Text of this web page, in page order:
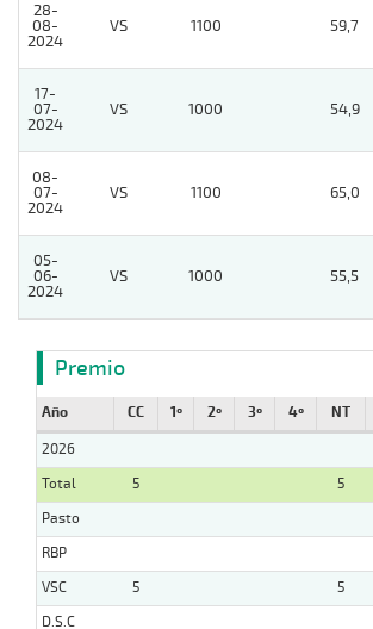
28-
08-
2024
VS 1100 59,7
17-
07-
2024
VS 1000 54,9
08-
07-
2024
VS 1100 65,0
05-
06-
2024
VS 1000 55,5
Premio
Año CC 1º 2º 3º 4º NT
2026
Total
5 5
Pasto
RBP
VSC
5 5
D.S.C